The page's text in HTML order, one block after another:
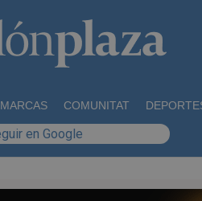
COMUNITAT
en Google